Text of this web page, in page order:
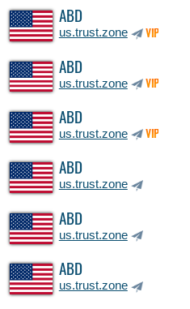
ABD
us.trust.zone VIP
ABD
us.trust.zone VIP
ABD
us.trust.zone VIP
ABD
us.trust.zone
ABD
us.trust.zone
ABD
us.trust.zone